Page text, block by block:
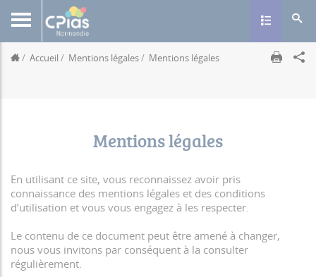
Toggle
Accueil Mentions légales Mentions légales
Mentions légales
En utilisant ce site, vous reconnaissez avoir pris
connaissance des mentions légales et des conditions
d’utilisation et vous vous engagez à les respecter.
Le contenu de ce document peut être amené à changer,
nous vous invitons par conséquent à la consulter
régulièrement.